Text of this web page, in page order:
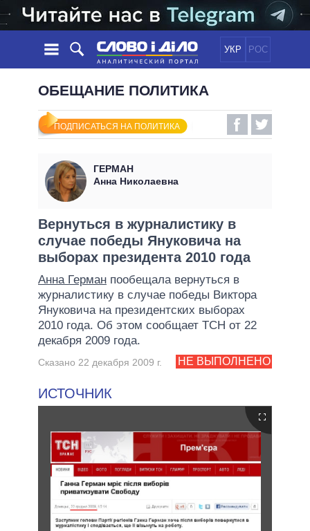
УКР РОС
НОВОСТИ
ЛЕНТА
СОБЫТИЯ
СТАТЬИ
МНЕНИЯ
ОБЗОРЫ
ДАЙДЖЕСТЫ
ПОЛИТИКА
ЭКОНОМИКА
МИР
ОБЕЩАНИЯ
ВСЕ ПОЛИТИКИ
ПРЕЗИДЕНТ И ОФИС
ВЕРХОВНАЯ РАДА
КАБИНЕТ МИНИСТРОВ
ГЛАВЫ ОБЛАДМИНИСТРАЦИЙ
МЭРЫ
ВСЕ ПЕРСОНЫ
ИНФОГРАФИКА
ПОДДЕРЖАТЬ
ОБЕЩАНИЕ ПОЛИТИКА
ПОДПИСАТЬСЯ НА ПОЛИТИКА
ГЕРМАН
Анна Николаевна
Вернуться в журналистику в
случае победы Януковича на
выборах президента 2010 года
Анна Герман пообещала вернуться в
журналистику в случае победы Виктора
Януковича на президентских выборах
2010 года. Об этом сообщает ТСН от 22
декабря 2009 года.
НЕ ВЫПОЛНЕНО
Сказано 22 декабря 2009 г.
ИСТОЧНИК